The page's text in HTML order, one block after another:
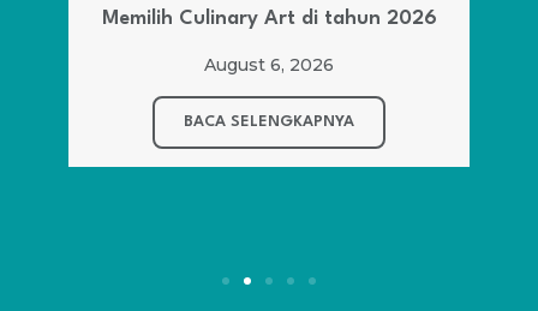
Memilih Culinary Art di tahun 2026
August 6, 2026
BACA SELENGKAPNYA